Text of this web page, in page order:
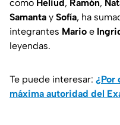
como Heliud, Ramón,
Samanta y Sofía, ha
integrantes Mario e
leyendas.
Te puede interesar: ¿Por
máxima autoridad del